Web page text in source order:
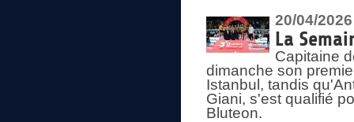
20/04/2026
La
Capitaine
dimanche son
Istanbul, tandis
Giani, s'est qualifié
Bluteon.